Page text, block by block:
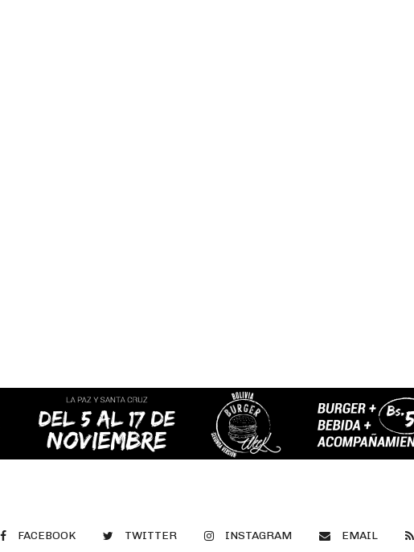
FACEBOOK TWITTER INSTAGRAM EMAIL